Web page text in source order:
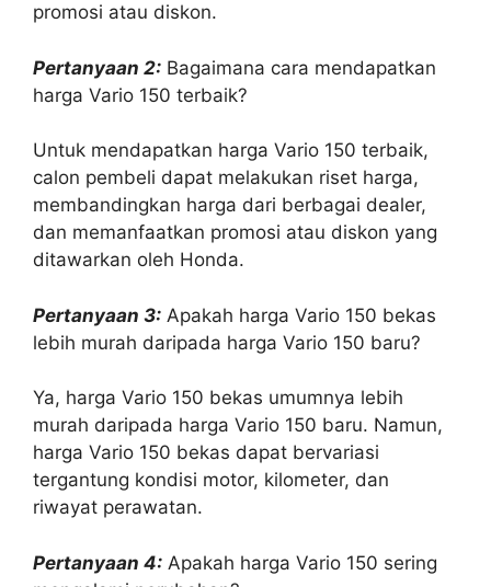
promosi atau diskon.
Pertanyaan 2: Bagaimana cara mendapatkan
harga Vario 150 terbaik?
Untuk mendapatkan harga Vario 150 terbaik,
calon pembeli dapat melakukan riset harga,
membandingkan harga dari berbagai dealer,
dan memanfaatkan promosi atau diskon yang
ditawarkan oleh Honda.
Pertanyaan 3: Apakah harga Vario 150 bekas
lebih murah daripada harga Vario 150 baru?
Ya, harga Vario 150 bekas umumnya lebih
murah daripada harga Vario 150 baru. Namun,
harga Vario 150 bekas dapat bervariasi
tergantung kondisi motor, kilometer, dan
riwayat perawatan.
Pertanyaan 4: Apakah harga Vario 150 sering